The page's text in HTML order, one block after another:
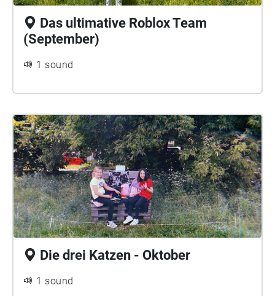
Das ultimative Roblox Team
(September)
1 sound
Die drei Katzen - Oktober
1 sound